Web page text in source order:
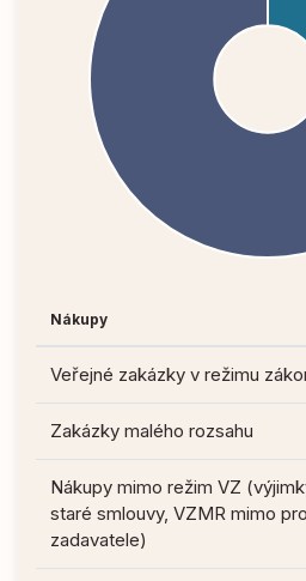
Nákupy
Veřejné zakázky v režimu
Zakázky malého rozsahu
Nákupy mimo režim VZ
staré smlouvy, VZMR mimo
zadavatele)